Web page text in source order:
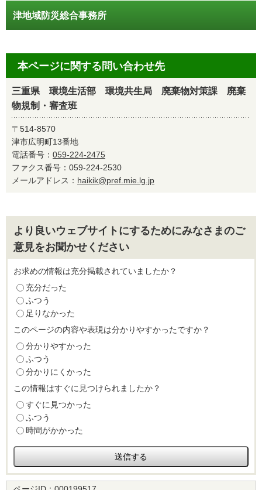
津地域防災総合事務所
本ページに関する問い合わせ先
三重県 環境生活部 環境共生局 廃棄物対策課 廃棄
物規制・審査班
〒514-8570
津市広明町13番地
電話番号： 059-224-2475
ファクス番号：059-224-2530
メールアドレス： haikik@pref.mie.lg.jp
より良いウェブサイトにするためにみなさまのご
意見をお聞かせください
お求めの情報は充分掲載されていましたか？
充分だった
ふつう
足りなかった
このページの内容や表現は分かりやすかったですか？
分かりやすかった
ふつう
分かりにくかった
この情報はすぐに見つけられましたか？
すぐに見つかった
ふつう
時間がかかった